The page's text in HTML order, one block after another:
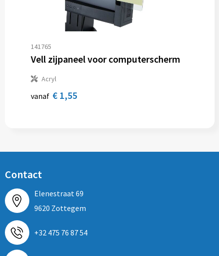
141765
Vell zijpaneel voor computerscherm
Acryl
vanaf € 1,55
Contact
Elenestraat 69
9620 Zottegem
+32 475 76 87 54